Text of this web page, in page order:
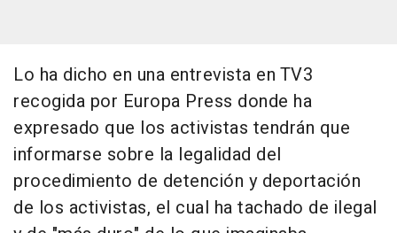
Lo ha dicho en una entrevista en TV3
recogida por Europa Press donde ha
expresado que los activistas tendrán que
informarse sobre la legalidad del
procedimiento de detención y deportación
de los activistas, el cual ha tachado de ilegal